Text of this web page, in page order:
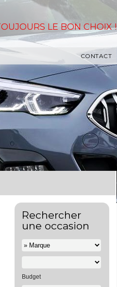
LE BON CHOIX !
CONTACT
Rechercher
une occasion
Budget